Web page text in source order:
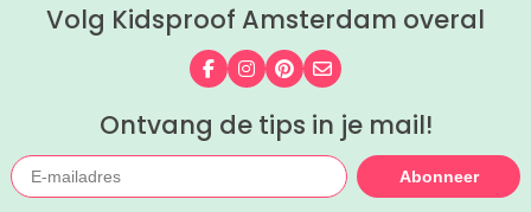
Volg Kidsproof Amsterdam overal
Volg ons op Facebook
Volg ons op Instagram
Volg ons op Pinterest
Mail ons
Ontvang de tips in je mail!
Abonneer